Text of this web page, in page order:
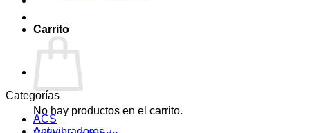
Carrito
No hay productos en el carrito.
Categorías
ACS